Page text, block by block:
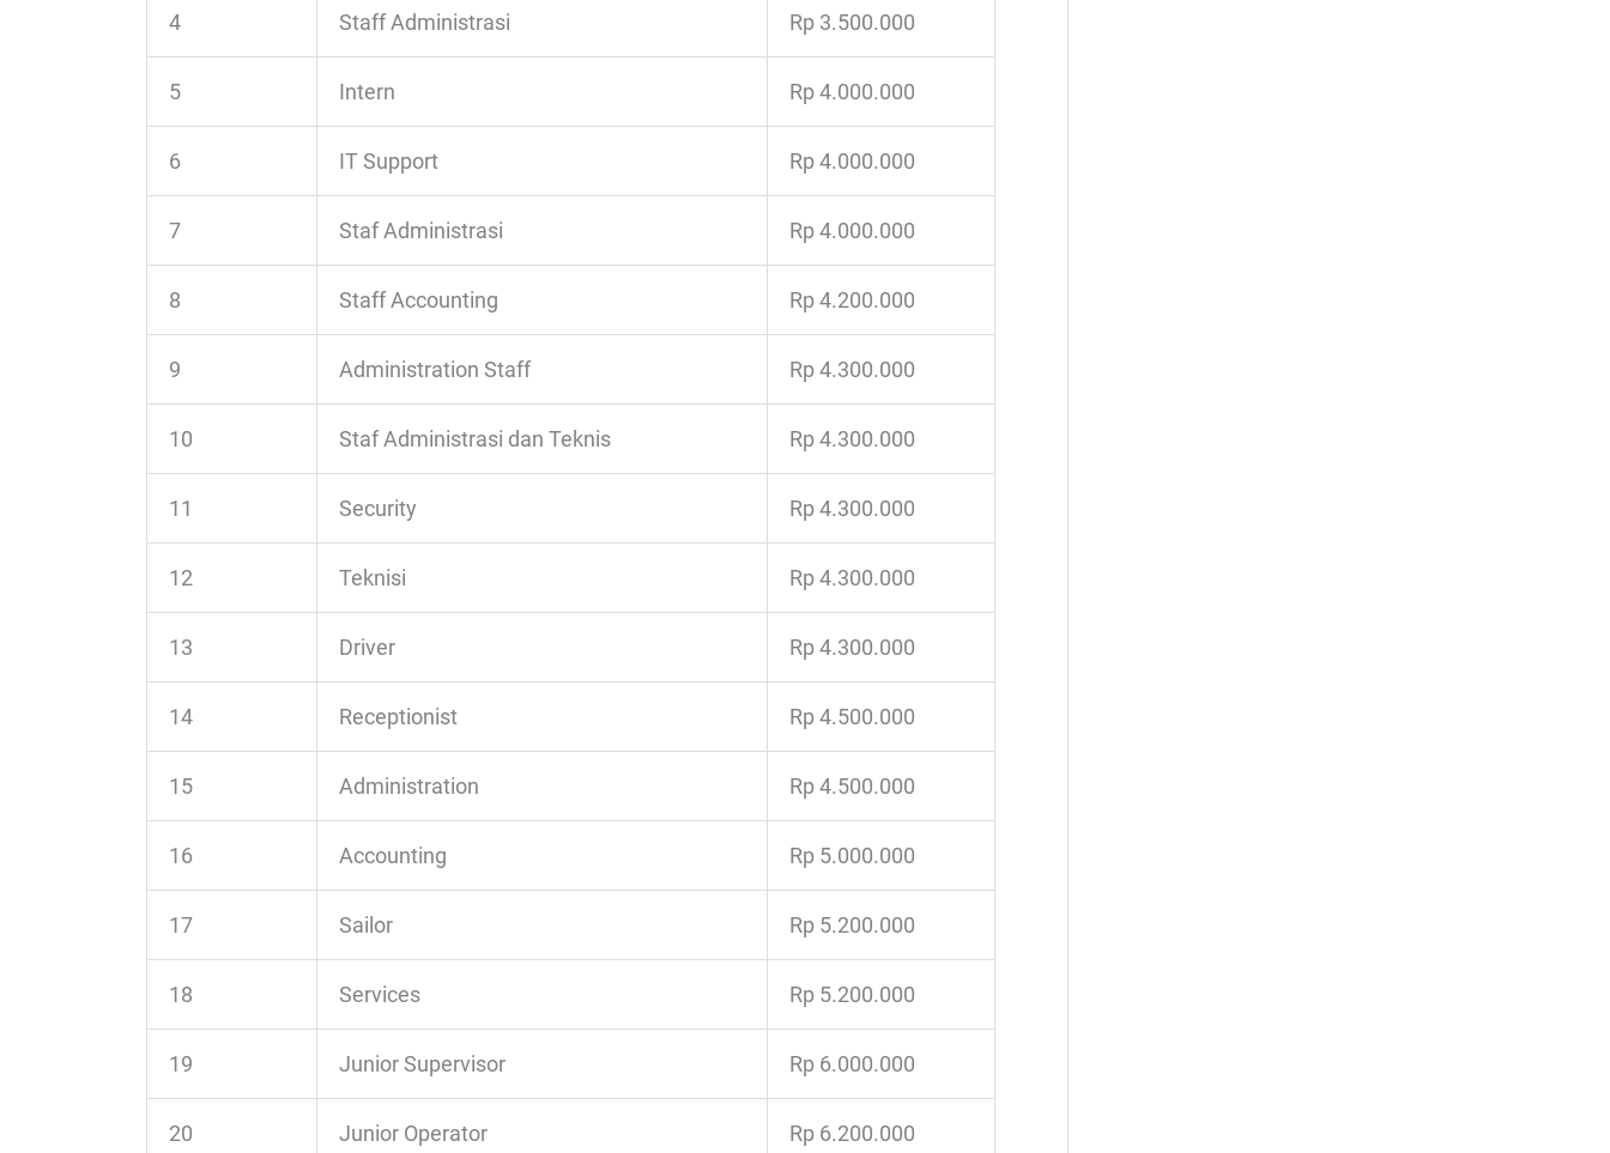
4 Staff Administrasi Rp 3.500.000
5 Intern Rp 4.000.000
6 IT Support Rp 4.000.000
7 Staf Administrasi Rp 4.000.000
8 Staff Accounting Rp 4.200.000
9 Administration Staff Rp 4.300.000
10 Staf Administrasi dan Teknis Rp 4.300.000
11 Security Rp 4.300.000
12 Teknisi Rp 4.300.000
13 Driver Rp 4.300.000
14 Receptionist Rp 4.500.000
15 Administration Rp 4.500.000
16 Accounting Rp 5.000.000
17 Sailor Rp 5.200.000
18 Services Rp 5.200.000
19 Junior Supervisor Rp 6.000.000
20 Junior Operator Rp 6.200.000